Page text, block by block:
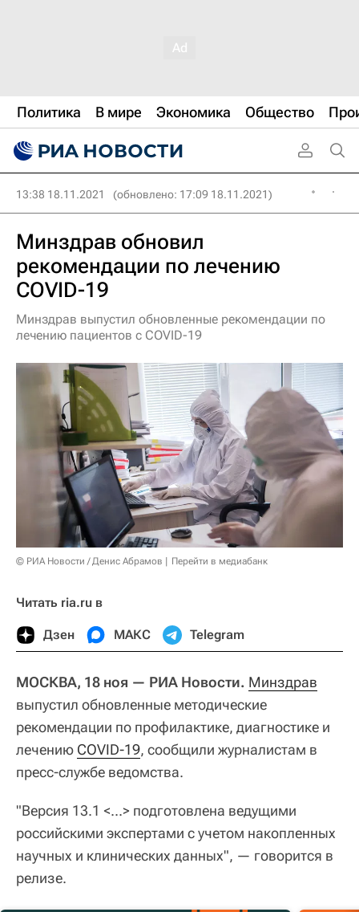
Политика В мире Экономика Общество
13:38 18.11.2021 (обновлено: 17:09 18.11.2021)
Минздрав обновил
рекомендации по лечению
COVID-19
Минздрав выпустил обновленные рекомендации по
лечению пациентов с COVID-19
© РИА Новости / Денис Абрамов Перейти в медиабанк
Читать ria.ru в
Дзен МАКС Telegram
МОСКВА, 18 ноя — РИА Новости. Минздрав
выпустил обновленные методические
рекомендации по профилактике, диагностике и
лечению COVID-19, сообщили журналистам в
пресс-службе ведомства.
"Версия 13.1 <...> подготовлена ведущими
российскими экспертами с учетом накопленных
научных и клинических данных", — говорится в
релизе.